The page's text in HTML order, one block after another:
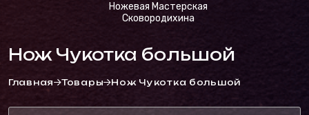
Ножевая Мастерская
Сковородихина
Нож Чукотка большой
Главная Товары Нож Чукотка большой